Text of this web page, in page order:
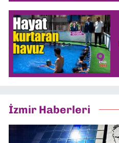
İzmir Haberleri